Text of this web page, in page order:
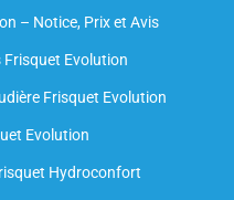
– Notice, Prix et Avis
Frisquet Evolution
Frisquet Evolution​
Evolution
Hydroconfort